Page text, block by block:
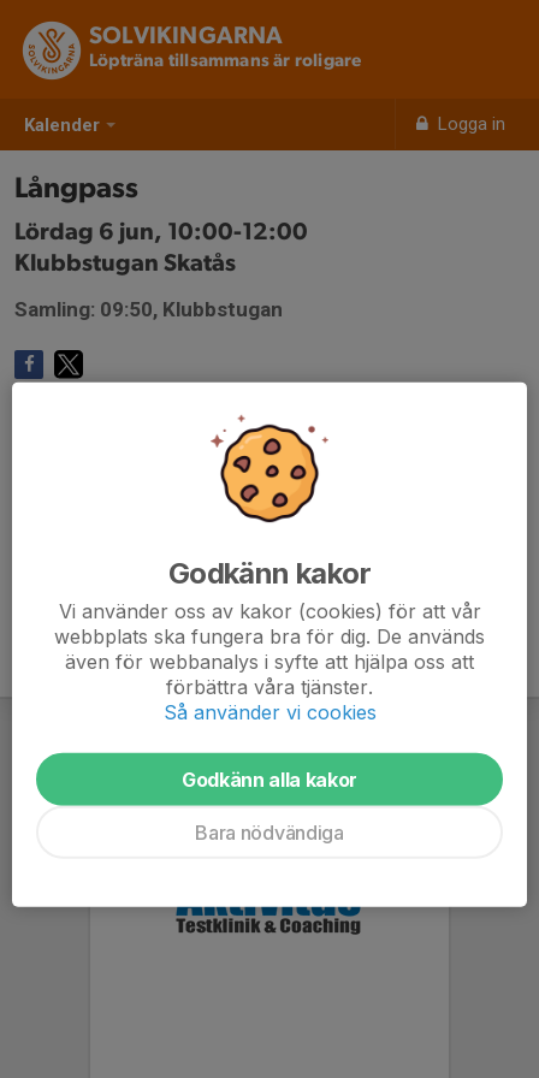
Kalender Logga in
SOLVIKINGARNA
Löpträna tillsammans är roligare
Långpass
Lördag 6 jun, 10:00-12:00
Klubbstugan Skatås
Samling: 09:50, Klubbstugan
Godkänn kakor
Vi använder oss av kakor (cookies) för att vår
webbplats ska fungera bra för dig. De används
även för webbanalys i syfte att hjälpa oss att
förbättra våra tjänster.
Så använder vi cookies
Godkänn alla kakor
Bara nödvändiga